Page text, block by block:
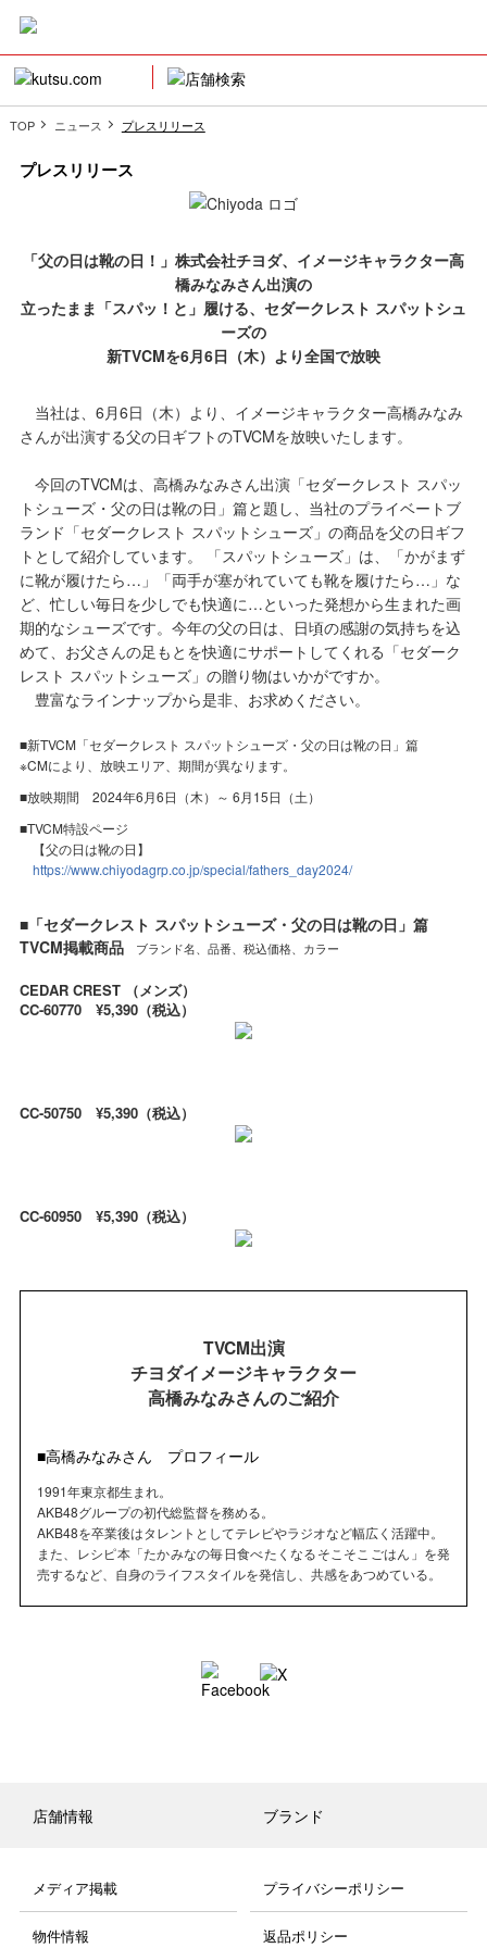
TOP ニュース プレスリリース
プレスリリース
「父の日は靴の日！」株式会社チヨダ、イメージキャラクター高
橋みなみさん出演の
立ったまま「スパッ！と」履ける、セダークレスト スパットシュ
ーズの
新TVCMを6月6日（木）より全国で放映
当社は、6月6日（木）より、イメージキャラクター高橋みなみ
さんが出演する父の日ギフトのTVCMを放映いたします。
今回のTVCMは、高橋みなみさん出演「セダークレスト スパッ
トシューズ・父の日は靴の日」篇と題し、当社のプライベートブ
ランド「セダークレスト スパットシューズ」の商品を父の日ギフ
トとして紹介しています。 「スパットシューズ」は、「かがまず
に靴が履けたら…」「両手が塞がれていても靴を履けたら…」な
ど、忙しい毎日を少しでも快適に…といった発想から生まれた画
期的なシューズです。今年の父の日は、日頃の感謝の気持ちを込
めて、お父さんの足もとを快適にサポートしてくれる「セダーク
レスト スパットシューズ」の贈り物はいかがですか。
豊富なラインナップから是非、お求めください。
■新TVCM「セダークレスト スパットシューズ・父の日は靴の日」篇
※CMにより、放映エリア、期間が異なります。
■放映期間 2024年6月6日（木）～ 6月15日（土）
■TVCM特設ページ
【父の日は靴の日】
https://www.chiyodagrp.co.jp/special/fathers_day2024/
■「セダークレスト スパットシューズ・父の日は靴の日」篇
TVCM掲載商品ブランド名、品番、税込価格、カラー
CEDAR CREST （メンズ）
CC-60770 ¥5,390（税込）
CC-50750 ¥5,390（税込）
CC-60950 ¥5,390（税込）
TVCM出演
チヨダイメージキャラクター
高橋みなみさんのご紹介
■高橋みなみさん プロフィール
1991年東京都生まれ。
AKB48グループの初代総監督を務める。
AKB48を卒業後はタレントとしてテレビやラジオなど幅広く活躍中。
また、レシピ本「たかみなの毎日食べたくなるそこそこごはん」を発
売するなど、自身のライフスタイルを発信し、共感をあつめている。
店舗情報 ブランド
メディア掲載 プライバシーポリシー
物件情報 返品ポリシー